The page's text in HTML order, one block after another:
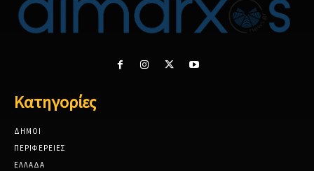
Κατηγορίες
ΔΗΜΟΙ
ΠΕΡΙΦΕΡΕΙΕΣ
ΕΛΛΑΔΑ